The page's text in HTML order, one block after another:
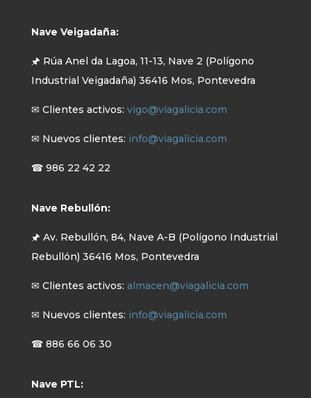
Nave Veigadaña:
🖈 Rúa Anel da Lagoa, 11-13, Nave 2 (Polígono
Industrial Veigadaña) 36416 Mos, Pontevedra
✉ Clientes activos: vigo@viagalicia.com
✉ Nuevos clientes: info@viagalicia.com
☎ 986 22 42 22
Nave Rebullón:
🖈 Av. Rebullón, 84, Nave A-B (Polígono Industrial
Rebullón) 36416 Mos, Pontevedra
✉ Clientes activos: almacen@viagalicia.com
✉ Nuevos clientes: info@viagalicia.com
☎ 886 66 06 30
Nave PTL: